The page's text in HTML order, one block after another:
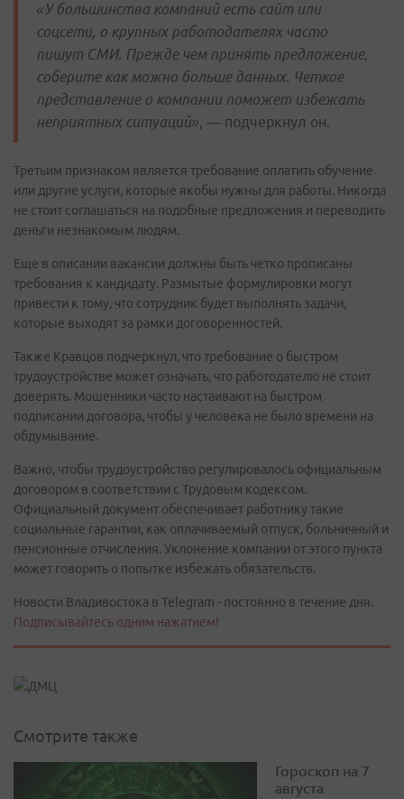
«У большинства компаний есть сайт или
соцсети, о крупных работодателях часто
пишут СМИ. Прежде чем принять предложение,
соберите как можно больше данных. Четкое
представление о компании поможет избежать
неприятных ситуаций», — подчеркнул он.
Третьим признаком является требование оплатить обучение
или другие услуги, которые якобы нужны для работы. Никогда
не стоит соглашаться на подобные предложения и переводить
деньги незнакомым людям.
Еще в описании вакансии должны быть четко прописаны
требования к кандидату. Размытые формулировки могут
привести к тому, что сотрудник будет выполнять задачи,
которые выходят за рамки договоренностей.
Также Кравцов подчеркнул, что требование о быстром
трудоустройстве может означать, что работодателю не стоит
доверять. Мошенники часто настаивают на быстром
подписании договора, чтобы у человека не было времени на
обдумывание.
Важно, чтобы трудоустройство регулировалось официальным
договором в соответствии с Трудовым кодексом.
Официальный документ обеспечивает работнику такие
социальные гарантии, как оплачиваемый отпуск, больничный и
пенсионные отчисления. Уклонение компании от этого пункта
может говорить о попытке избежать обязательств.
Новости Владивостока в Telegram - постоянно в течение дня.
Подписывайтесь одним нажатием!
Смотрите также
Гороскоп на 7
августа